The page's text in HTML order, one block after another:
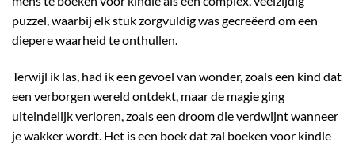
puzzel, waarbij elk stuk zorgvuldig was gecreëerd om een
diepere waarheid te onthullen.
Terwijl ik las, had ik een gevoel van wonder, zoals een kind dat
een verborgen wereld ontdekt, maar de magie ging
uiteindelijk verloren, zoals een droom die verdwijnt wanneer
je wakker wordt. Het is een boek dat zal boeken voor kindle